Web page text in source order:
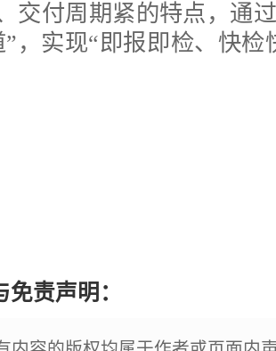
交付周期紧的特点，通
，实现“即报即检、快检
责声明：